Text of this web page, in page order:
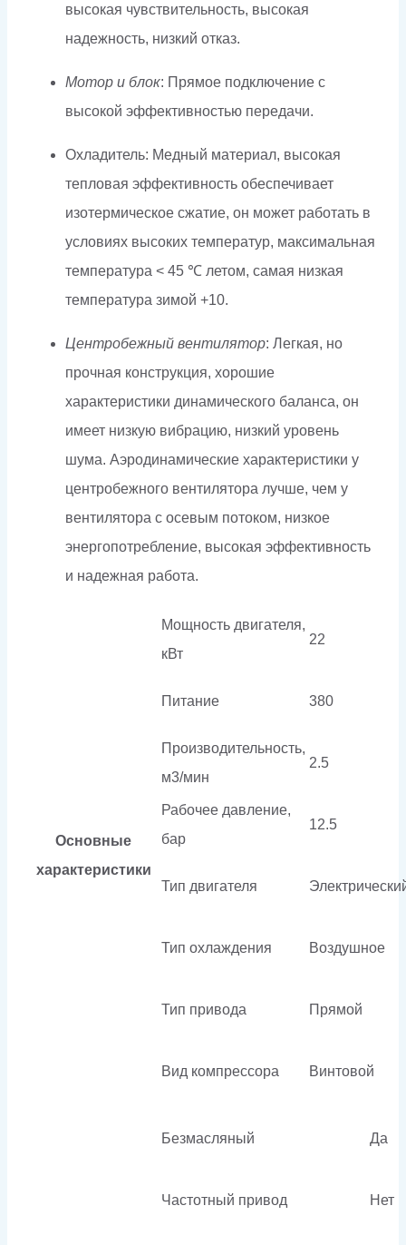
высокая чувствительность, высокая
надежность, низкий отказ.
Мотор и блок: Прямое подключение с
высокой эффективностью передачи.
Охладитель: Медный материал, высокая
тепловая эффективность обеспечивает
изотермическое сжатие, он может работать в
условиях высоких температур, максимальная
температура < 45 ℃ летом, самая низкая
температура зимой +10.
Центробежный вентилятор: Легкая, но
прочная конструкция, хорошие
характеристики динамического баланса, он
имеет низкую вибрацию, низкий уровень
шума. Аэродинамические характеристики у
центробежного вентилятора лучше, чем у
вентилятора с осевым потоком, низкое
энергопотребление, высокая эффективность
и надежная работа.
Основные
характеристики
Мощность двигателя,
кВт
22
Питание 380
Производительность,
м3/мин
2.5
Рабочее давление,
бар
12.5
Тип двигателя
Тип охлаждения Воздушное
Тип привода Прямой
Вид компрессора Винтовой
Безмасляный Да
Частотный привод Нет